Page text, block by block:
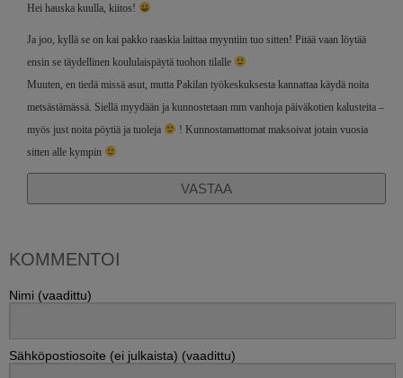
Hei hauska kuulla, kiitos!
Ja joo, kyllä se on kai pakko raaskia laittaa myyntiin tuo sitten! Pitää vaan löytää
ensin se täydellinen koululaispäytä tuohon tilalle
Muuten, en tiedä missä asut, mutta Pakilan työkeskuksesta kannattaa käydä noita
metsästämässä. Siellä myydään ja kunnostetaan mm vanhoja päiväkotien kalusteita –
myös just noita pöytiä ja tuoleja
! Kunnostamattomat maksoivat jotain vuosia
sitten alle kympin
VASTAA
KOMMENTOI
Nimi (vaadittu)
Sähköpostiosoite (ei julkaista) (vaadittu)